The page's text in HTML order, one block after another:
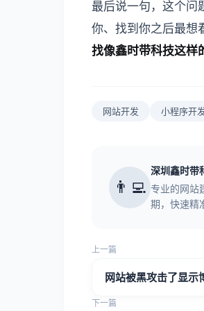
最后说一句，这个问
你、找到你之后最想
找像鑫时带科技这样
网站开发 小程序开
👨‍💻
深圳鑫时带
专业的网站
期，快速精
上一篇
网站被黑攻击了显示
下一篇